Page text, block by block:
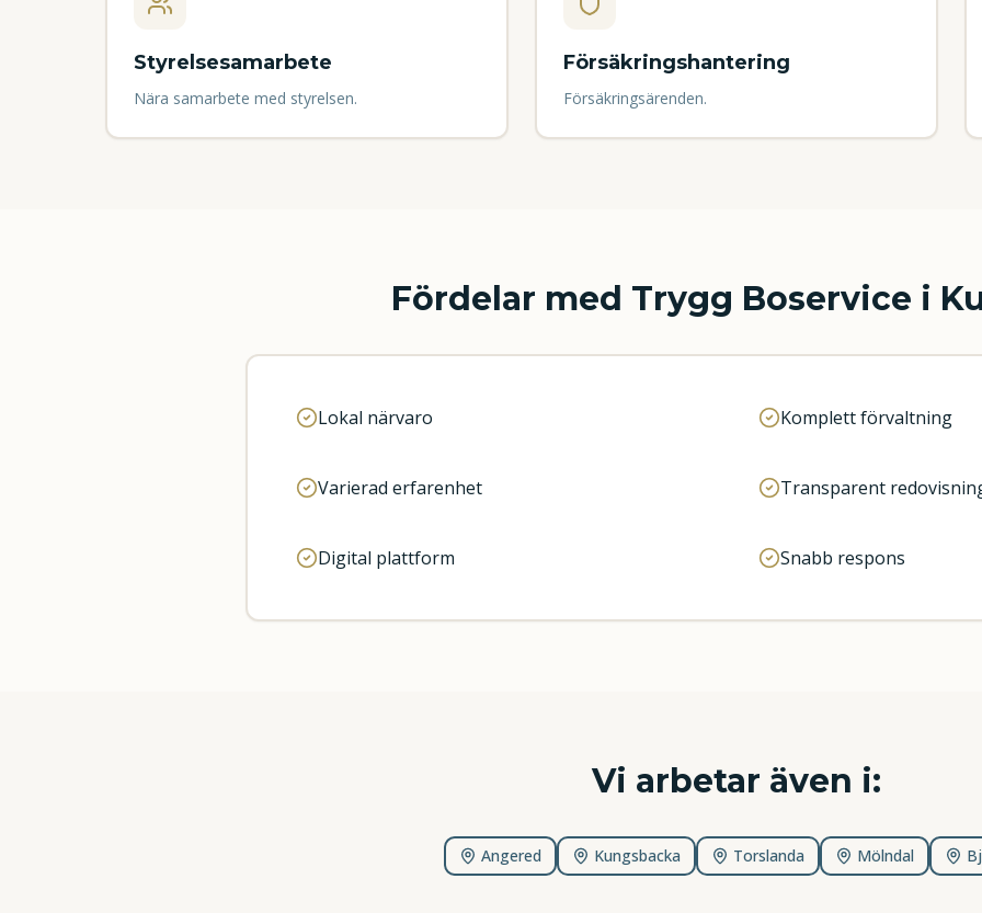
Styrelsesamarbete
Nära samarbete med styrelsen.
Försäkringshantering
Försäkringsärenden.
Fördelar med Trygg Boservice i
Lokal närvaro Komplett förvaltning
Varierad erfarenhet Transparent
Digital plattform Snabb respons
Vi arbetar även i:
Angered Kungsbacka Torslanda Mölndal